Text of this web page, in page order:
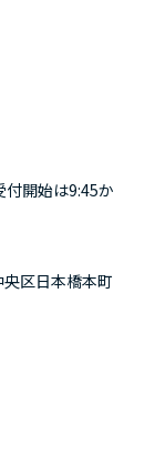
付開始は9:45か
央区日本橋本町